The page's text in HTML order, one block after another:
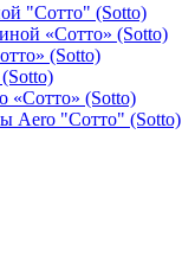
"Сотто" (Sotto)
«Сотто» (Sotto)
(Sotto)
(Sotto)
Aero "Сотто" (Sotto)